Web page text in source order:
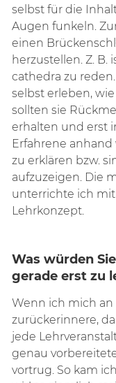
selbst für die
Augen funkeln.
einen
herzustellen. Z. B.
cathedra zu
selbst erleben,
sollten sie
erhalten und erst
Erfahrene
zu erklären bzw.
aufzuzeigen. Die
unterrichte ich
Lehrkonzept.
Was würden
gerade erst zu
Wenn ich mich
zurückerinnere,
jede
genau
vortrug. So kam